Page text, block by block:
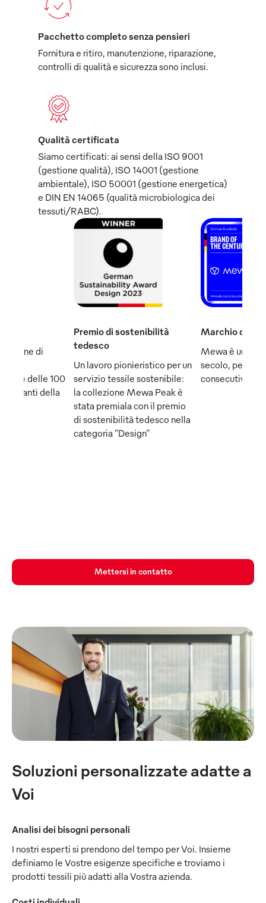
Pacchetto completo senza pensieri
Fornitura e ritiro, manutenzione, riparazione,
controlli di qualità e sicurezza sono inclusi.
Qualità certificata
Siamo certificati: ai sensi della ISO 9001
(gestione qualità), ISO 14001 (gestione
ambientale), ISO 50001 (gestione energetica)
e DIN EN 14065 (qualità microbiologica dei
tessuti/RABC).
di
delle 100
della
Premio di sostenibilità
tedesco
Un lavoro pionieristico per un
servizio tessile sostenibile:
la collezione Mewa Peak è
stata premiala con il premio
di sostenibilità tedesco nella
categoria "Design"
Marchio del
Mewa è uno
secolo, per la
consecutiva.
Mettersi in contatto
Soluzioni personalizzate adatte a
Voi
Analisi dei bisogni personali
I nostri esperti si prendono del tempo per Voi. Insieme
definiamo le Vostre esigenze specifiche e troviamo i
prodotti tessili più adatti alla Vostra azienda.